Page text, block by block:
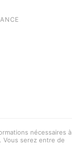
nécessaires à
Vous serez entre de